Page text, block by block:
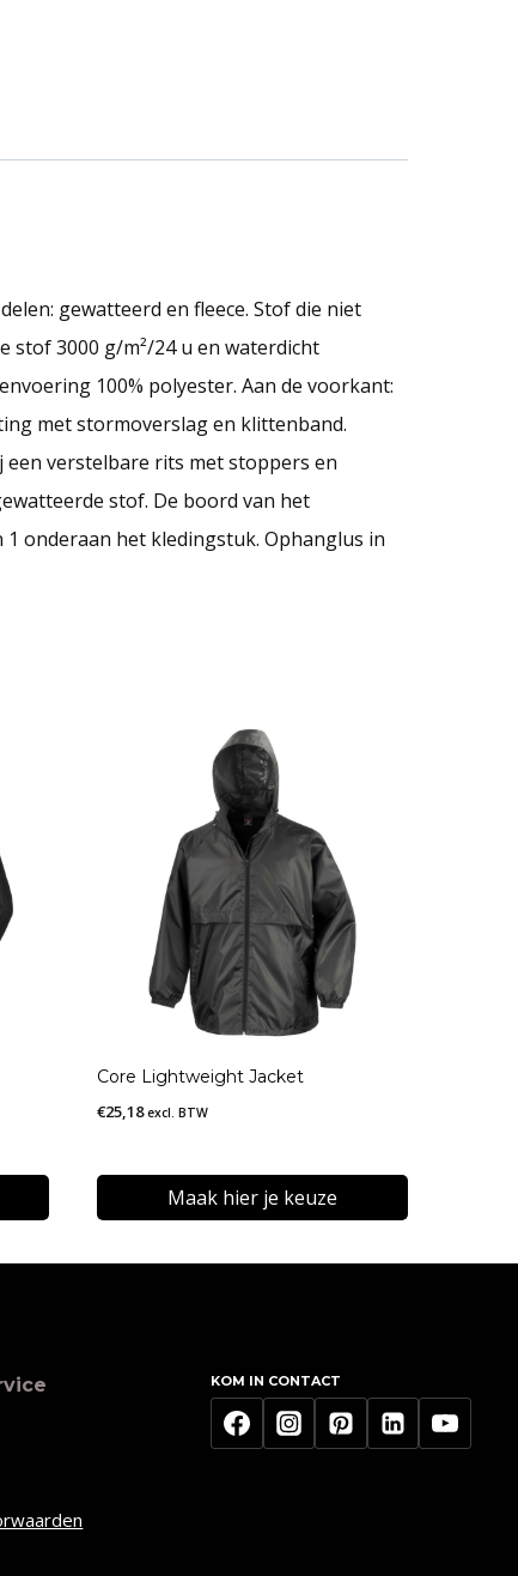
gewatteerd en fleece. Stof die niet
stof 3000 g/m²/24 u en waterdicht
100% polyester. Aan de voorkant:
met stormoverslag en klittenband.
verstelbare rits met stoppers en
stof. De boord van het
onderaan het kledingstuk. Ophanglus in
Core Lightweight Jacket
€25,18 excl. BTW
Maak hier je keuze
KOM IN CONTACT